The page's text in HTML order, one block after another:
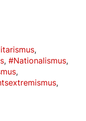
Nationalismus